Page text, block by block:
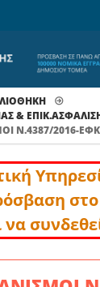
&
Ν.4387/2016-